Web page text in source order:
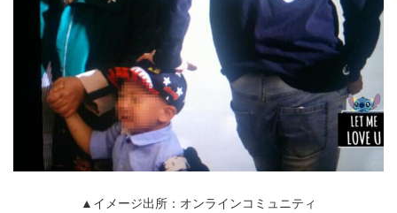
▲イメージ出所：オンラインコミュニティ